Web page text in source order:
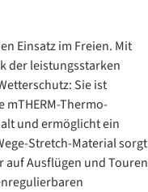
Einsatz im Freien. Mit
der leistungsstarken
Sie ist
Thermo-
und ermöglicht ein
Stretch-Material sorgt
Ausflügen und Touren